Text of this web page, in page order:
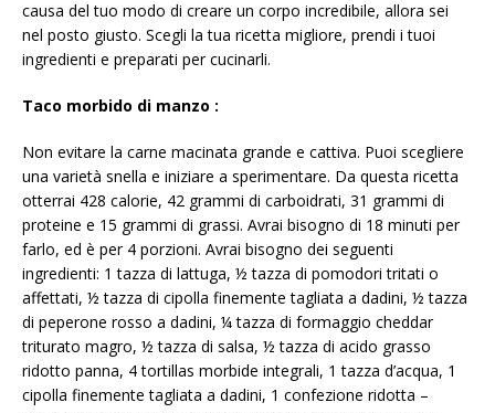
causa del tuo modo di creare un corpo incredibile, allora sei
nel posto giusto. Scegli la tua ricetta migliore, prendi i tuoi
ingredienti e preparati per cucinarli.
Taco morbido di manzo :
Non evitare la carne macinata grande e cattiva. Puoi scegliere
una varietà snella e iniziare a sperimentare. Da questa ricetta
otterrai 428 calorie, 42 grammi di carboidrati, 31 grammi di
proteine ​​e 15 grammi di grassi. Avrai bisogno di 18 minuti per
farlo, ed è per 4 porzioni. Avrai bisogno dei seguenti
ingredienti: 1 tazza di lattuga, ½ tazza di pomodori tritati o
affettati, ½ tazza di cipolla finemente tagliata a dadini, ½ tazza
di peperone rosso a dadini, ¼ tazza di formaggio cheddar
triturato magro, ½ tazza di salsa, ½ tazza di acido grasso
ridotto panna, 4 tortillas morbide integrali, 1 tazza d’acqua, 1
cipolla finemente tagliata a dadini, 1 confezione ridotta –